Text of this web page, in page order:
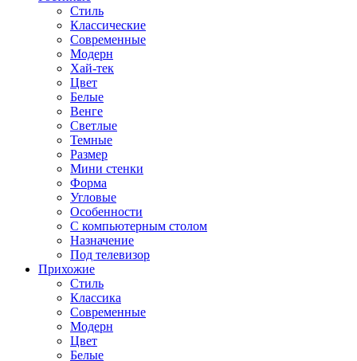
Стиль
Классические
Современные
Модерн
Хай-тек
Цвет
Белые
Венге
Светлые
Темные
Размер
Мини стенки
Форма
Угловые
Особенности
С компьютерным столом
Назначение
Под телевизор
Прихожие
Стиль
Классика
Современные
Модерн
Цвет
Белые